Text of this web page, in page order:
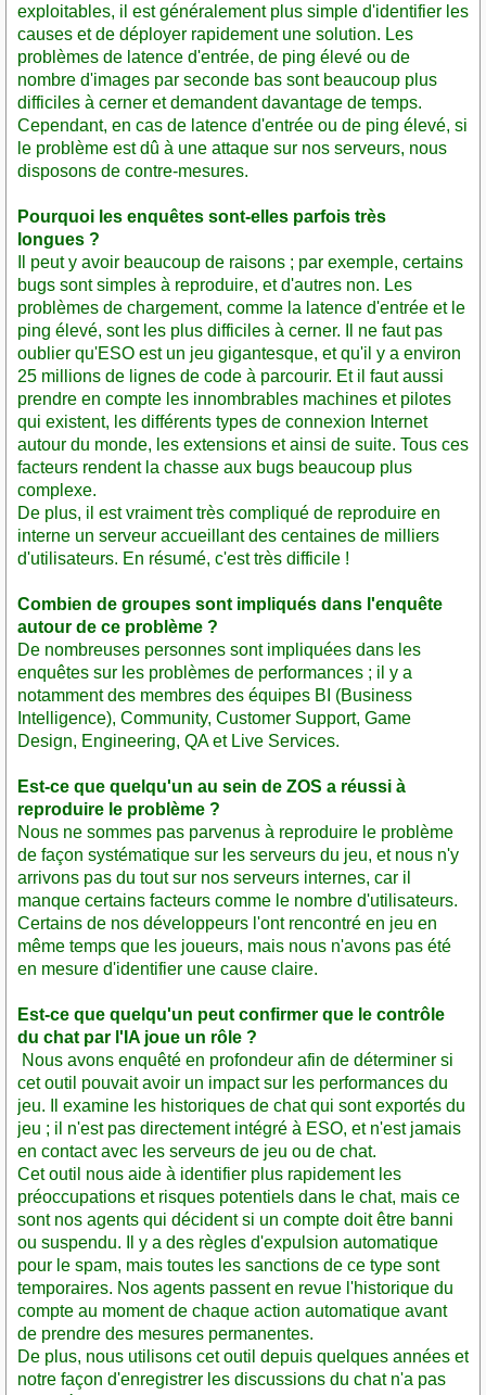
exploitables, il est généralement plus simple d'identifier les
causes et de déployer rapidement une solution. Les
problèmes de latence d'entrée, de ping élevé ou de
nombre d'images par seconde bas sont beaucoup plus
difficiles à cerner et demandent davantage de temps.
Cependant, en cas de latence d'entrée ou de ping élevé, si
le problème est dû à une attaque sur nos serveurs, nous
disposons de contre-mesures.
Pourquoi les enquêtes sont-elles parfois très
longues ?
Il peut y avoir beaucoup de raisons ; par exemple, certains
bugs sont simples à reproduire, et d'autres non. Les
problèmes de chargement, comme la latence d'entrée et le
ping élevé, sont les plus difficiles à cerner. Il ne faut pas
oublier qu'ESO est un jeu gigantesque, et qu'il y a environ
25 millions de lignes de code à parcourir. Et il faut aussi
prendre en compte les innombrables machines et pilotes
qui existent, les différents types de connexion Internet
autour du monde, les extensions et ainsi de suite. Tous ces
facteurs rendent la chasse aux bugs beaucoup plus
complexe.
De plus, il est vraiment très compliqué de reproduire en
interne un serveur accueillant des centaines de milliers
d'utilisateurs. En résumé, c'est très difficile !
Combien de groupes sont impliqués dans l'enquête
autour de ce problème ?
De nombreuses personnes sont impliquées dans les
enquêtes sur les problèmes de performances ; il y a
notamment des membres des équipes BI (Business
Intelligence), Community, Customer Support, Game
Design, Engineering, QA et Live Services.
Est-ce que quelqu'un au sein de ZOS a réussi à
reproduire le problème ?
Nous ne sommes pas parvenus à reproduire le problème
de façon systématique sur les serveurs du jeu, et nous n'y
arrivons pas du tout sur nos serveurs internes, car il
manque certains facteurs comme le nombre d'utilisateurs.
Certains de nos développeurs l'ont rencontré en jeu en
même temps que les joueurs, mais nous n'avons pas été
en mesure d'identifier une cause claire.
Est-ce que quelqu'un peut confirmer que le contrôle
du chat par l'IA joue un rôle ?
Nous avons enquêté en profondeur afin de déterminer si
cet outil pouvait avoir un impact sur les performances du
jeu. Il examine les historiques de chat qui sont exportés du
jeu ; il n'est pas directement intégré à ESO, et n'est jamais
en contact avec les serveurs de jeu ou de chat.
Cet outil nous aide à identifier plus rapidement les
préoccupations et risques potentiels dans le chat, mais ce
sont nos agents qui décident si un compte doit être banni
ou suspendu. Il y a des règles d'expulsion automatique
pour le spam, mais toutes les sanctions de ce type sont
temporaires. Nos agents passent en revue l'historique du
compte au moment de chaque action automatique avant
de prendre des mesures permanentes.
De plus, nous utilisons cet outil depuis quelques années et
notre façon d'enregistrer les discussions du chat n'a pas